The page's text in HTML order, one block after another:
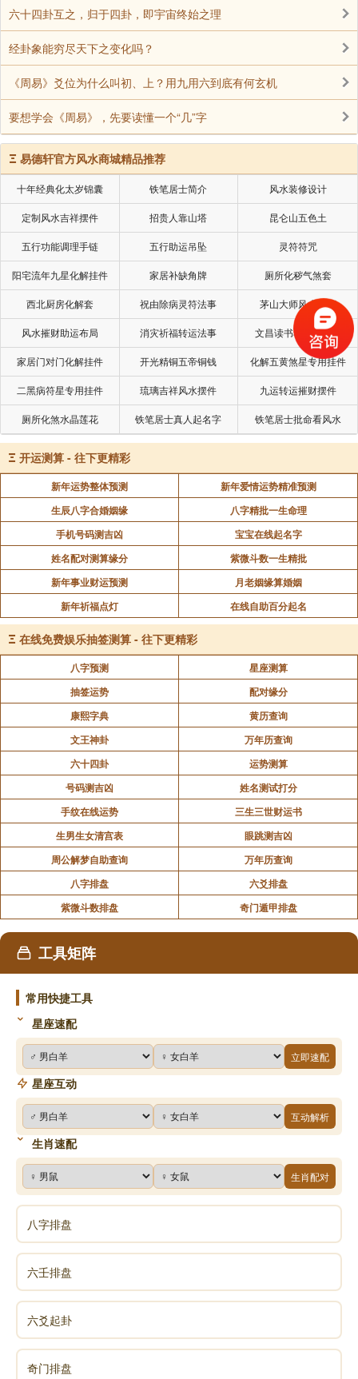
六十四卦互之，归于四卦，即宇宙终始之理
经卦象能穷尽天下之变化吗？
《周易》爻位为什么叫初、上？用九用六到底有何玄机
要想学会《周易》，先要读懂一个“几”字
Ξ 易德轩官方风水商城精品推荐
十年经典化太岁锦囊 铁笔居士简介 风水装修设计
定制风水吉祥摆件 招贵人靠山塔 昆仑山五色土
五行功能调理手链 五行助运吊坠 灵符符咒
阳宅流年九星化解挂件 家居补缺角牌 厕所化秽气煞套
西北厨房化解套 祝由除病灵符法事 茅山大师风水挂画
风水摧财助运布局 消灾祈福转运法事 文昌读书考试风水局
家居门对门化解挂件 开光精铜五帝铜钱 化解五黄煞星专用挂件
二黑病符星专用挂件 琉璃吉祥风水摆件 九运转运摧财摆件
厕所化煞水晶莲花 铁笔居士真人起名字 铁笔居士批命看风水
Ξ 开运测算 - 往下更精彩
新年运势整体预测
新年爱情运势精准预测
生辰八字合婚姻缘
八字精批一生命理
手机号码测吉凶
宝宝在线起名字
姓名配对测算缘分
紫微斗数一生精批
新年事业财运预测
月老姻缘算婚姻
新年祈福点灯
在线自助百分起名
Ξ 在线免费娱乐抽签测算 - 往下更精彩
八字预测
星座测算
抽签运势
配对缘分
康熙字典
黄历查询
文王神卦
万年历查询
六十四卦
运势测算
号码测吉凶
姓名测试打分
手纹在线运势
三生三世财运书
生男生女清宫表
眼跳测吉凶
周公解梦自助查询
万年历查询
八字排盘
六爻排盘
紫微斗数排盘
奇门遁甲排盘
工具矩阵
常用快捷工具
星座速配
立即速配
星座互动
互动解析
生肖速配
生肖配对
八字排盘
六壬排盘
六爻起卦
奇门排盘